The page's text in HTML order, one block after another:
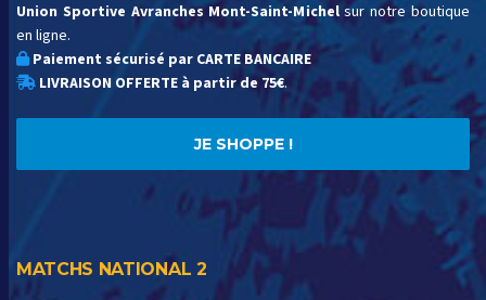
Union Sportive Avranches Mont-Saint-Michelsur notre boutique
en ligne.
Paiement sécurisé par CARTE BANCAIRE
LIVRAISON OFFERTE à partir de 75€.
JE SHOPPE !
MATCHS NATIONAL 2